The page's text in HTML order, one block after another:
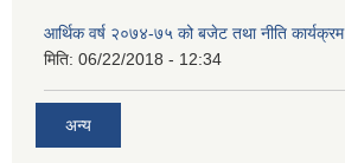
आर्थिक वर्ष २०७४-७५ को बजेट तथा नीति कार्यक्रम
मिति: 06/22/2018 - 12:34
अन्य